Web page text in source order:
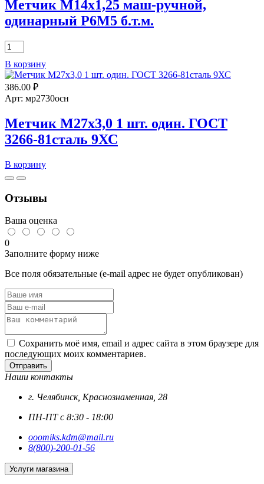
Метчик М14х1,25 маш-ручной,
одинарный Р6М5 б.т.м.
Количество
товара
Метчик
М14х1,25
маш-
ручной,
Р6М5
б.т.м.
В корзину
386.00 ₽
Арт: мр2730осн
Метчик М27х3,0 1 шт. один. ГОСТ
3266-81сталь 9ХС
Количество
товара
М27х3,0
шт.
один.
ГОСТ
3266-
81сталь
9ХС
В корзину
Отзывы
Ваша оценка
0
Заполните форму ниже
Все поля обязательные (e-mail адрес не будет опубликован)
Сохранить моё имя, email и адрес сайта в этом браузере для
последующих моих комментариев.
Отправить
Наши контакты
г. Челябинск, Краснознаменная, 28
ПН-ПТ с 8:30 - 18:00
ooomiks.kdm@mail.ru
8(800)-200-01-56
Услуги магазина